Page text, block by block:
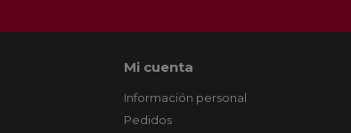
Mi cuenta
Información personal
Pedidos